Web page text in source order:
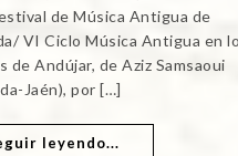
de Música Antigua de
VI Ciclo Música Antigua en
de Andújar, de Aziz Samsaoui
Jaén), por […]
leyendo...